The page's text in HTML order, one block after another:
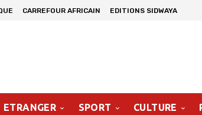
CARREFOUR AFRICAIN EDITIONS SIDWAYA
ETRANGER SPORT CULTURE